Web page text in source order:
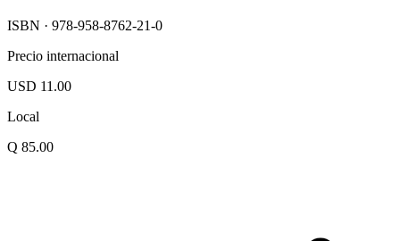
ISBN · 978-958-8762-21-0
Precio internacional
USD 11.00
Local
Q 85.00